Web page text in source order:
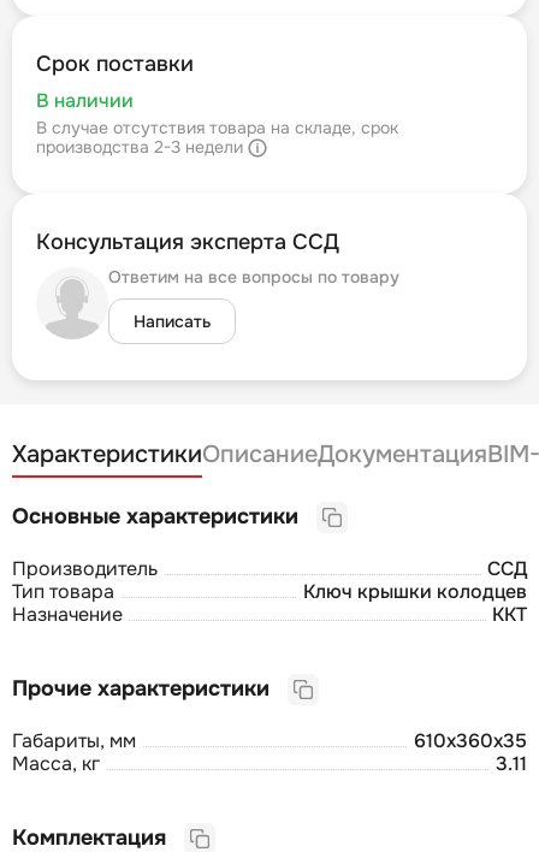
Срок поставки
В наличии
В случае отсутствия товара на складе, срок
производства 2-3 недели
Консультация эксперта ССД
Ответим на все вопросы по товару
Написать
ХарактеристикиОписаниеДокументация
Основные характеристики
Производитель
ССД
Тип товара
Ключ крышки колодцев
Назначение
ККТ
Прочие характеристики
Габариты, мм
610х360х35
Масса, кг
3.11
Комплектация